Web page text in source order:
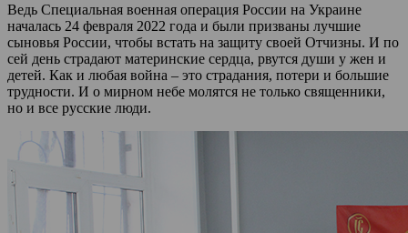
Ведь Специальная военная операция России на Украине
началась 24 февраля 2022 года и были призваны лучшие
сыновья России, чтобы встать на защиту своей Отчизны. И по
сей день страдают материнские сердца, рвутся души у жен и
детей. Как и любая война – это страдания, потери и большие
трудности. И о мирном небе молятся не только священники,
но и все русские люди.